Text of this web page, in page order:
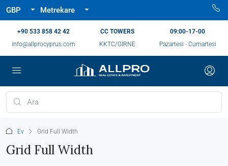
GBP Metrekare
‪+90 533 858 42 42‬
info@allprocyprus.com
CC TOWERS
KKTC/GİRNE
09:00-17-00
Pazartesi - Cumartesi
Ev Grid Full Width
Grid Full Width